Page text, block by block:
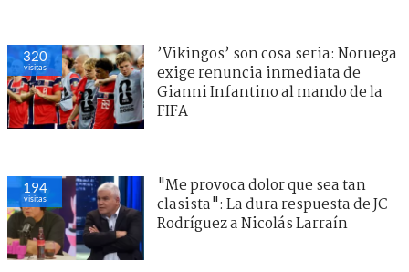
320
visitas
’Vikingos’ son cosa seria: Noruega
exige renuncia inmediata de
Gianni Infantino al mando de la
FIFA
194
visitas
"Me provoca dolor que sea tan
clasista": La dura respuesta de JC
Rodríguez a Nicolás Larraín